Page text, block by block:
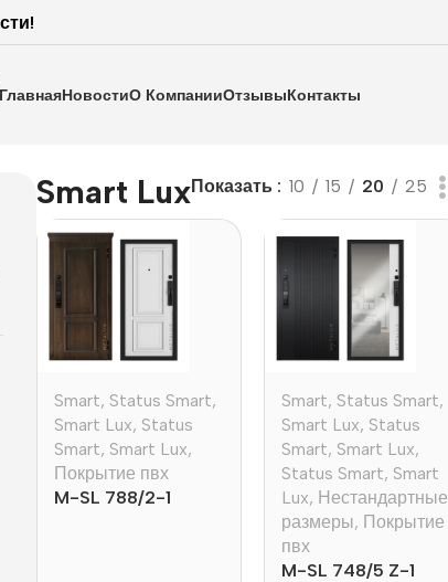
ГлавнаяНовостиО КомпанииОтзывыКонтакты
Smart LuxПоказать 10 15 20 25
Smart, Status Smart,
Smart Lux, Status
Smart, Smart Lux,
Покрытие пвх
M-SL 788/2-1
Smart, Status Smart,
Smart Lux, Status
Smart, Smart Lux,
Status Smart, Smart
Lux, Нестандартные
размеры, Покрытие
пвх
M-SL 748/5 Z-1